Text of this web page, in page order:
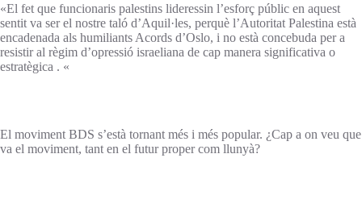
«El fet que funcionaris palestins lideressin l’esforç públic en aquest
sentit va ser el nostre taló d’Aquil·les, perquè l’Autoritat Palestina està
encadenada als humiliants Acords d’Oslo, i no està concebuda per a
resistir al règim d’opressió israeliana de cap manera significativa o
estratègica . «
El moviment BDS s’està tornant més i més popular. ¿Cap a on veu que
va el moviment, tant en el futur proper com llunyà?